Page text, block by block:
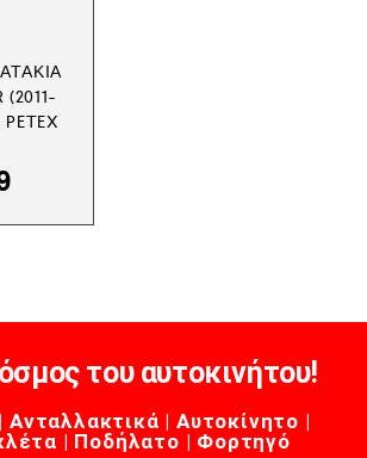
(2011-
του αυτοκινήτου!
Ανταλλακτικά | Αυτοκίνητο |
| Ποδήλατο | Φορτηγό